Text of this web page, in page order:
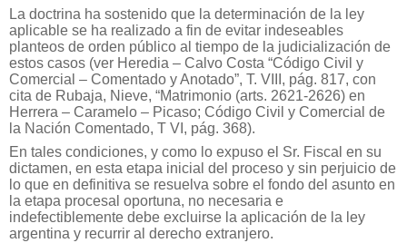
La doctrina ha sostenido que la determinación de la ley
aplicable se ha realizado a fin de evitar indeseables
planteos de orden público al tiempo de la judicialización de
estos casos (ver Heredia – Calvo Costa “Código Civil y
Comercial – Comentado y Anotado”, T. VIII, pág. 817, con
cita de Rubaja, Nieve, “Matrimonio (arts. 2621-2626) en
Herrera – Caramelo – Picaso; Código Civil y Comercial de
la Nación Comentado, T VI, pág. 368).
En tales condiciones, y como lo expuso el Sr. Fiscal en su
dictamen, en esta etapa inicial del proceso y sin perjuicio de
lo que en definitiva se resuelva sobre el fondo del asunto en
la etapa procesal oportuna, no necesaria e
indefectiblemente debe excluirse la aplicación de la ley
argentina y recurrir al derecho extranjero.